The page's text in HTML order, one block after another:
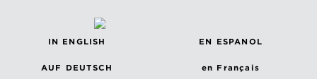
IN ENGLISH EN ESPANOL
AUF DEUTSCH
en Français